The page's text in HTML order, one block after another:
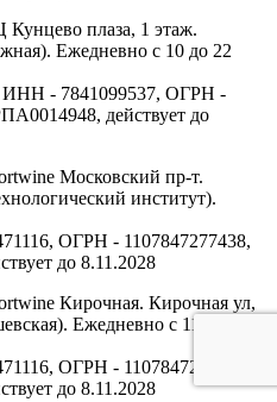
плаза, 1 этаж.
Ежедневно с 10 до 22
- 7841099537, ОГРН -
действует до
Московский пр-т.
институт).
ОГРН - 1107847277438,
до 8.11.2028
Кирочная. Кирочная ул,
Ежедневно с 11 до 22
ОГРН - 1107847277438,
до 8.11.2028